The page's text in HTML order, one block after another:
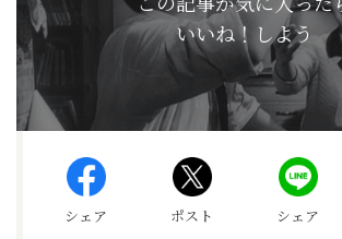
いいね！しよう
シェア ポスト シェア